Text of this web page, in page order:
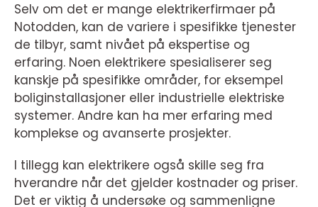
Selv om det er mange elektrikerfirmaer på
Notodden, kan de variere i spesifikke tjenester
de tilbyr, samt nivået på ekspertise og
erfaring. Noen elektrikere spesialiserer seg
kanskje på spesifikke områder, for eksempel
boliginstallasjoner eller industrielle elektriske
systemer. Andre kan ha mer erfaring med
komplekse og avanserte prosjekter.
I tillegg kan elektrikere også skille seg fra
hverandre når det gjelder kostnader og priser.
Det er viktig å undersøke og sammenligne